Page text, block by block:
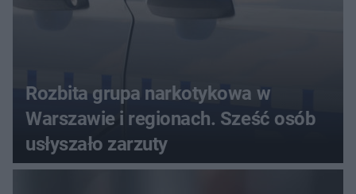
Rozbita grupa narkotykowa w
Warszawie i regionach. Sześć osób
usłyszało zarzuty